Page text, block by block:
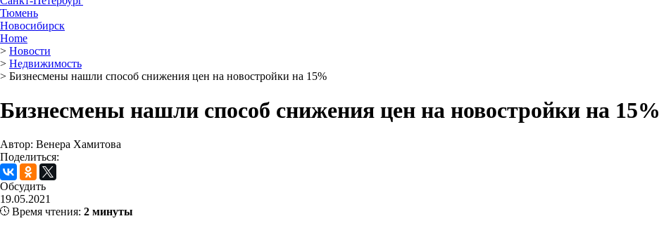
Тюмень
Новосибирск
Home
> Новости
> Недвижимость
> Бизнесмены нашли способ снижения цен на новостройки на 15%
Бизнесмены нашли способ снижения цен на новостройки на 15%
Автор: Венера Хамитова
Поделиться:
Обсудить
19.05.2021
Время чтения: 2 минуты